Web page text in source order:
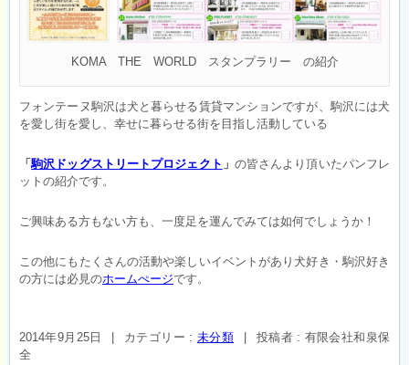
KOMA THE WORLD スタンプラリー の紹介
フォンテーヌ駒沢は犬と暮らせる賃貸マンションですが、駒沢には犬
を愛し街を愛し、幸せに暮らせる街を目指し活動している
「駒沢ドッグストリートプロジェクト 」 の皆さんより頂いたパンフレ
ットの紹介です。
ご興味ある方もない方も、一度足を運んでみては如何でしょうか！
この他にもたくさんの活動や楽しいイベントがあり犬好き・駒沢好き
の方には必見のホームぺージです。
2014年9月25日 カテゴリー : 未分類
投稿者 : 有限会社和泉保
全